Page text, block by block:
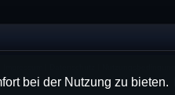
bei der Nutzung zu bieten.